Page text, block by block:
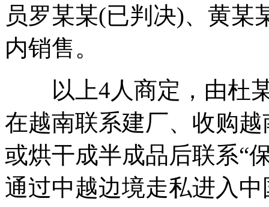
员罗某某(已判决)、黄某
内销售。
以上4人商定，由杜某
在越南联系建厂、收购
或烘干成半成品后联系“
通过中越边境走私进入